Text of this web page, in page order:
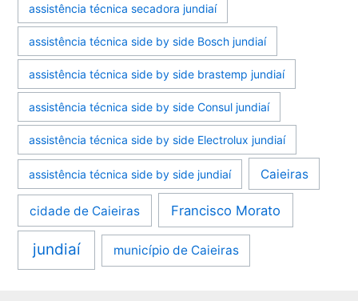
assistência técnica secadora jundiaí
assistência técnica side by side Bosch jundiaí
assistência técnica side by side brastemp jundiaí
assistência técnica side by side Consul jundiaí
assistência técnica side by side Electrolux jundiaí
assistência técnica side by side jundiaí Caieiras
cidade de Caieiras Francisco Morato
jundiaí município de Caieiras